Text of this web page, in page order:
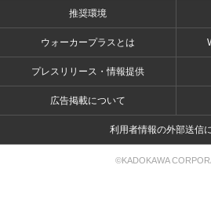
推奨環境
ウォーカープラスとは
プレスリリース・情報提供
広告掲載について
利用者情報の外部送信
©KADOKAWA